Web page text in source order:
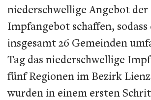
niederschwellige Angebot
Impfangebot schaffen,
insgesamt 26 Gemeinden
Tag das niederschwellige
fünf Regionen im Bezirk
wurden in einem ersten